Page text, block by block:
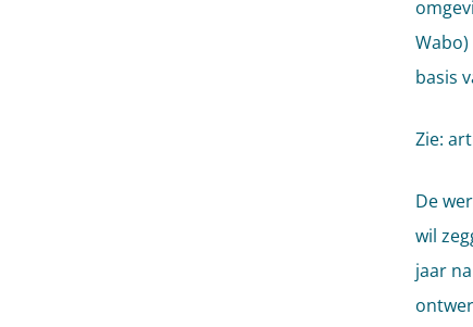
basis
Zie:
De
wil
jaar